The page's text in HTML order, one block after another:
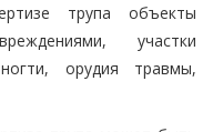
трупа объекты
участки
орудия травмы,